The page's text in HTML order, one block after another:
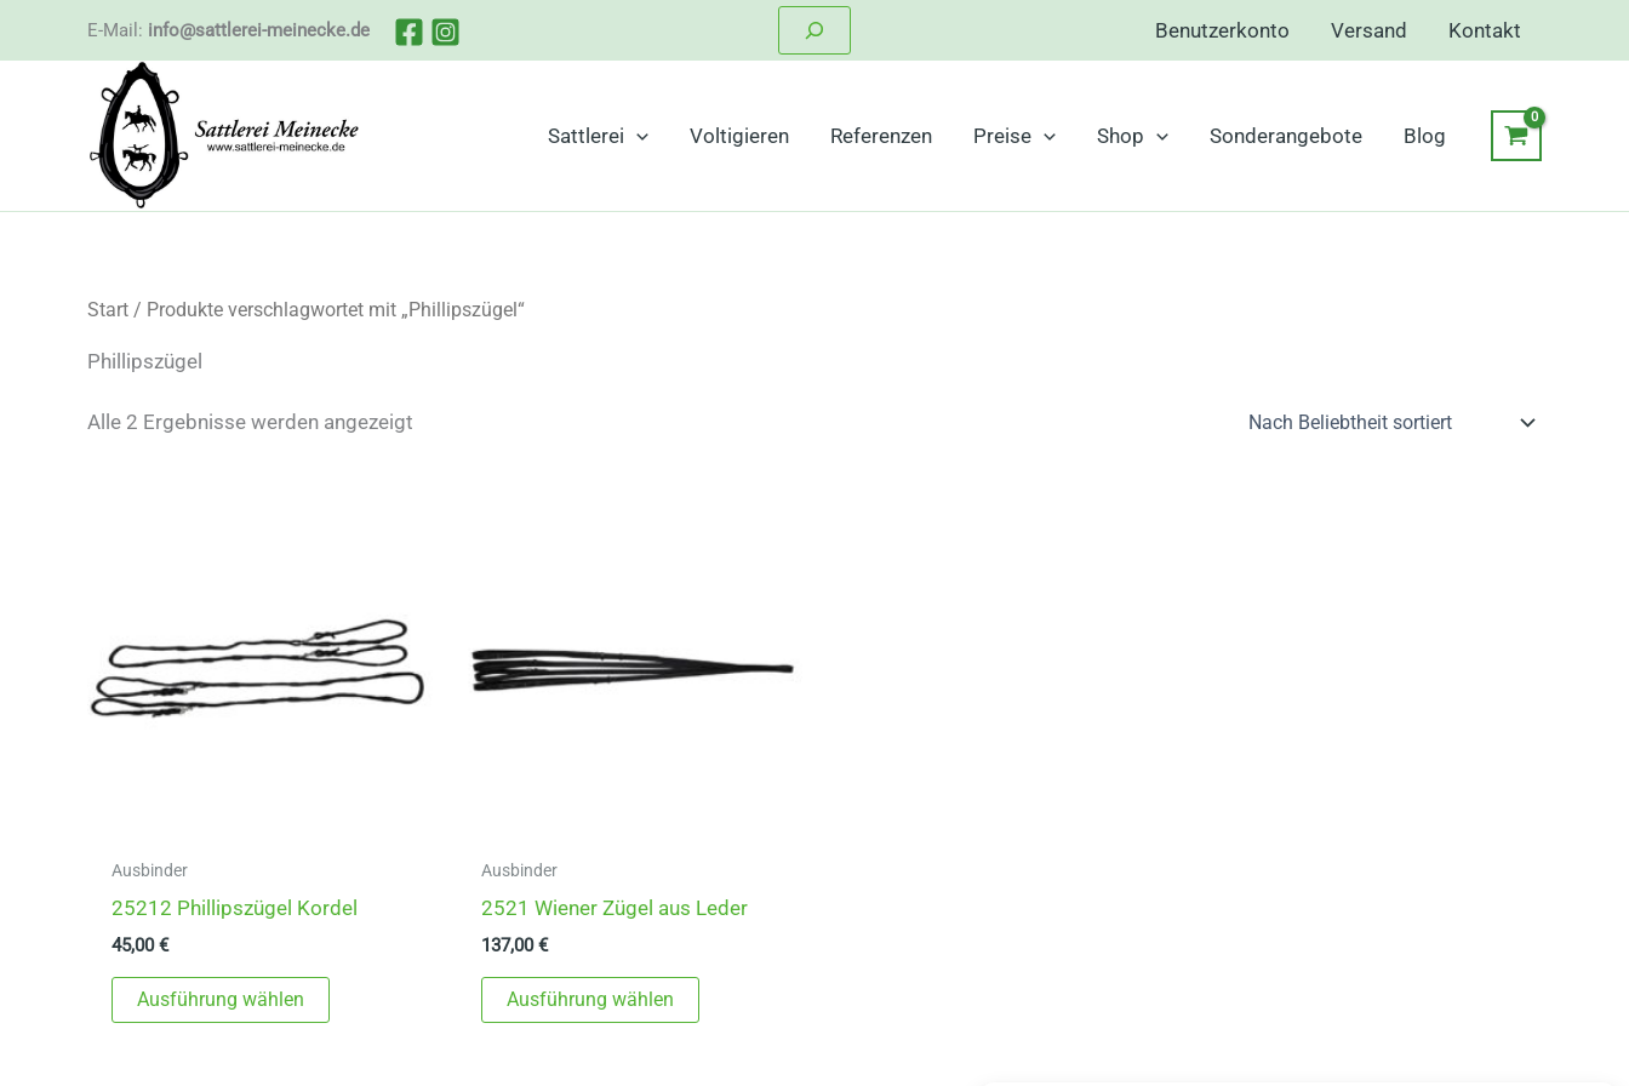
E-Mail: info@sattlerei-meinecke.de Benutzerkonto Versand Kontakt
Sattlerei Voltigieren Referenzen Preise Shop Sonderangebote Blog
Start / Produkte verschlagwortet mit „Phillipszügel“
Phillipszügel
Alle 2 Ergebnisse werden angezeigt
Ausbinder
25212 Phillipszügel Kordel
45,00€
Ausführung wählen
Dieses
Produkt
Ausbinder
2521 Wiener Zügel aus Leder
137,00€
Ausführung wählen
Dieses
Produkt